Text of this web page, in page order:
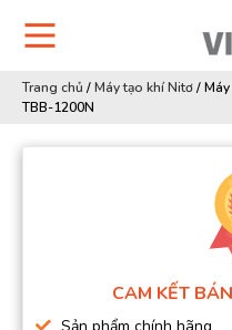
Trang chủ /Máy tạo khí Nitơ/
TBB-1200N
CAM KẾT